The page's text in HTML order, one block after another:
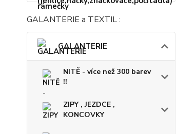
GALANTERIE a TEXTIL :
GALANTERIE
NITĚ - více než 300 barev
!!
ZIPY , JEZDCE ,
KONCOVKY